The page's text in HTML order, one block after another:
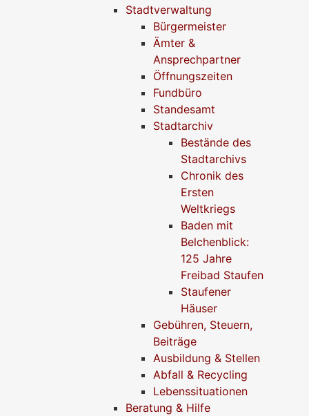
Stadtverwaltung
Bürgermeister
Ämter &
Ansprechpartner
Öffnungszeiten
Fundbüro
Standesamt
Stadtarchiv
Bestände des
Stadtarchivs
Chronik des
Ersten
Weltkriegs
Baden mit
Belchenblick:
125 Jahre
Freibad Staufen
Staufener
Häuser
Gebühren, Steuern,
Beiträge
Ausbildung & Stellen
Abfall & Recycling
Lebenssituationen
Beratung & Hilfe